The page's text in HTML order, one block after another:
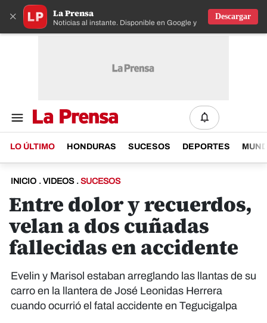
× La Prensa
Noticias al instante. Disponible en Google y IOS
Descargar
LO ÚLTIMO HONDURAS SUCESOS DEPORTES
INICIO . VIDEOS . SUCESOS
Entre dolor y recuerdos,
velan a dos cuñadas
fallecidas en accidente
Evelin y Marisol estaban arreglando las llantas de su
carro en la llantera de José Leonidas Herrera
cuando ocurrió el fatal accidente en Tegucigalpa